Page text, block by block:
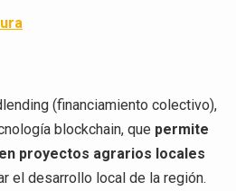
(financiamiento colectivo),
blockchain, que permite
proyectos agrarios locales
el desarrollo local de la región.